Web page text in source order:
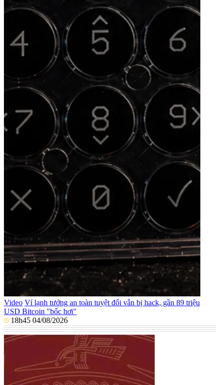
Video Ví lạnh tưởng an toàn tuyệt đối vẫn bị hack, gần 89 triệu
USD Bitcoin "bốc hơi"
18h45 04/08/2026